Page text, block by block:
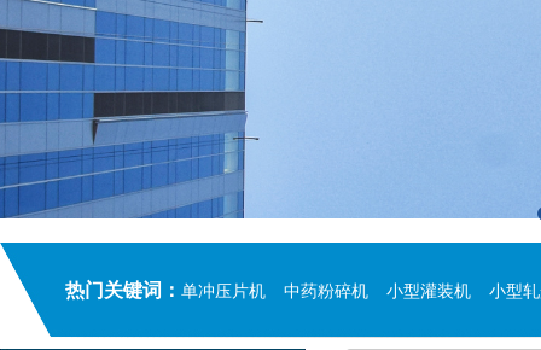
热门关键词： 单冲压片机 中药粉碎机 小型灌装机 小型